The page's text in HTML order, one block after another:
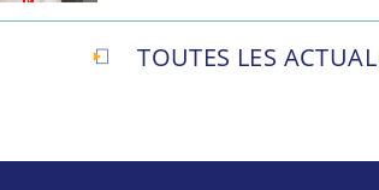
TOUTES LES